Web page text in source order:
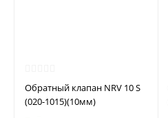
Обратный клапан NRV 10 S
(020-1015)(10мм)